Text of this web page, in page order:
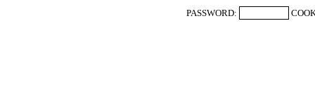
PASSWORD: